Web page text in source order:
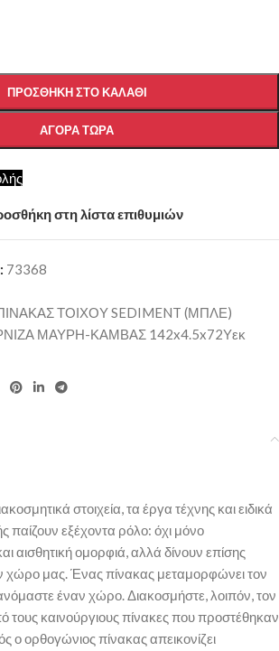
ΠΡΟΣΘΉΚΗ ΣΤΟ ΚΑΛΆΘΙ
ΑΓΟΡΆ ΤΏΡΑ
στη λίστα επιθυμιών
73368
ΤΟΙΧΟΥ SEDIMENT (ΜΠΛΕ)
ΜΑΥΡΗ-ΚΑΜΒΑΣ 142x4.5x72Υεκ
στοιχεία, τα έργα τέχνης και ειδικά
παίζουν εξέχοντα ρόλο: όχι μόνο
αισθητική ομορφιά, αλλά δίνουν επίσης
χώρο μας. Ένας πίνακας μεταμορφώνει τον
έναν χώρο. Διακοσμήστε, λοιπόν, τον
καινούργιους πίνακες που προστέθηκαν
ο ορθογώνιος πίνακας απεικονίζει